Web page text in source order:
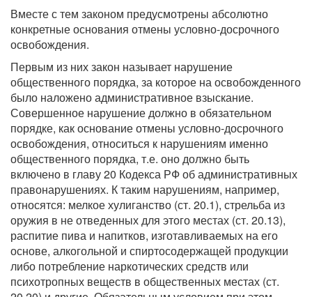
Вместе с тем законом предусмотрены абсолютно
конкретные основания отмены условно-досрочного
освобождения.
Первым из них закон называет нарушение
общественного порядка, за которое на освобожденного
было наложено административное взыскание.
Совершенное нарушение должно в обязательном
порядке, как основание отмены условно-досрочного
освобождения, относиться к нарушениям именно
общественного порядка, т.е. оно должно быть
включено в главу 20 Кодекса РФ об административных
правонарушениях. К таким нарушениям, например,
относятся: мелкое хулиганство (ст. 20.1), стрельба из
оружия в не отведенных для этого местах (ст. 20.13),
распитие пива и напитков, изготавливаемых на его
основе, алкогольной и спиртосодержащей продукции
либо потребление наркотических средств или
психотропных веществ в общественных местах (ст.